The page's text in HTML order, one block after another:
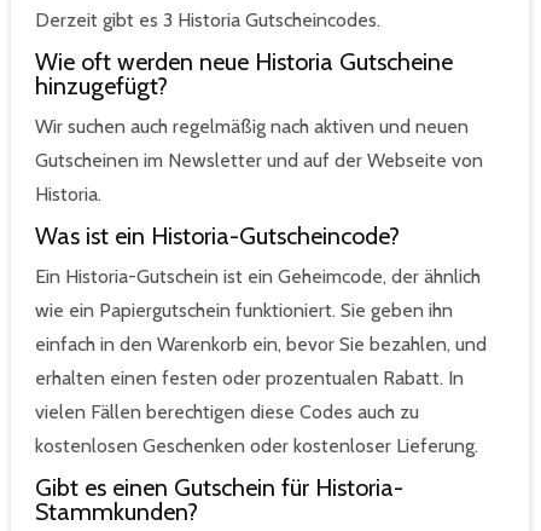
Derzeit gibt es 3 Historia Gutscheincodes.
Wie oft werden neue Historia Gutscheine
hinzugefügt?
Wir suchen auch regelmäßig nach aktiven und neuen
Gutscheinen im Newsletter und auf der Webseite von
Historia.
Was ist ein Historia-Gutscheincode?
Ein Historia-Gutschein ist ein Geheimcode, der ähnlich
wie ein Papiergutschein funktioniert. Sie geben ihn
einfach in den Warenkorb ein, bevor Sie bezahlen, und
erhalten einen festen oder prozentualen Rabatt. In
vielen Fällen berechtigen diese Codes auch zu
kostenlosen Geschenken oder kostenloser Lieferung.
Gibt es einen Gutschein für Historia-
Stammkunden?